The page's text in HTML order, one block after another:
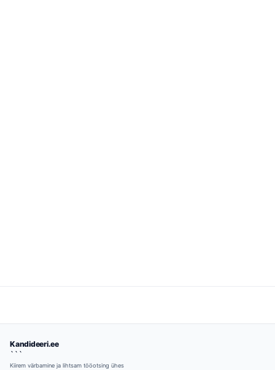
Kandideeri.ee
```
Kiirem värbamine ja lihtsam tööotsing ühes